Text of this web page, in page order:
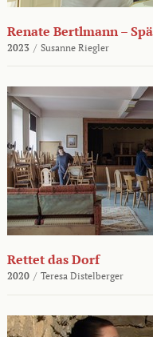
Renate Bertlmann –
2023 / Susanne Riegler
Rettet das Dorf
2020 / Teresa Distelberger